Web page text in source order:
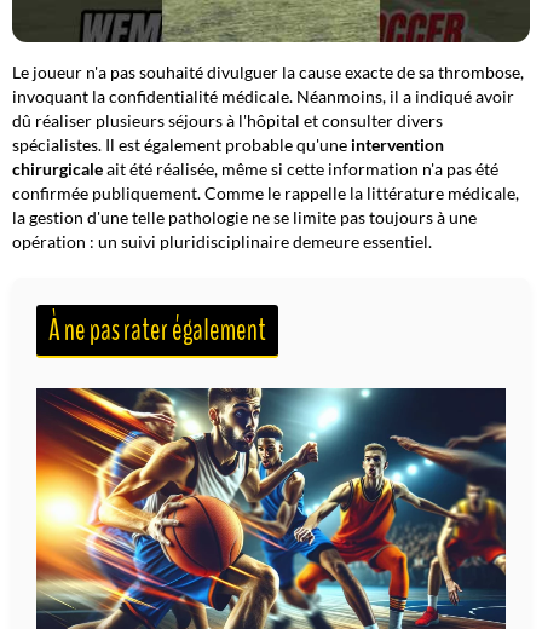
Le joueur n'a pas souhaité divulguer la cause exacte de sa thrombose,
invoquant la confidentialité médicale. Néanmoins, il a indiqué avoir
dû réaliser plusieurs séjours à l'hôpital et consulter divers
spécialistes. Il est également probable qu'une intervention
chirurgicaleait été réalisée, même si cette information n'a pas été
confirmée publiquement. Comme le rappelle la littérature médicale,
la gestion d'une telle pathologie ne se limite pas toujours à une
opération : un suivi pluridisciplinaire demeure essentiel.
À ne pas rater également